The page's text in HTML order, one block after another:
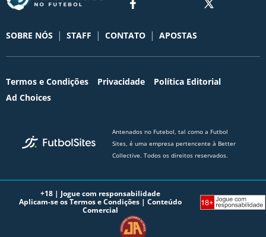
SOBRE NÓS | STAFF | CONTATO | APOSTAS
Termos e Condições Privacidade
Política Editorial
Ad Choices
Antenados no Futebol, tal como a Futbol
Sites, é uma empresa pertencente à Better
Collective. Todos os direitos reservados.
+18 | Jogue com responsabilidade
Aplicam-se os Termos e Condições | Conteúdo
Comercial